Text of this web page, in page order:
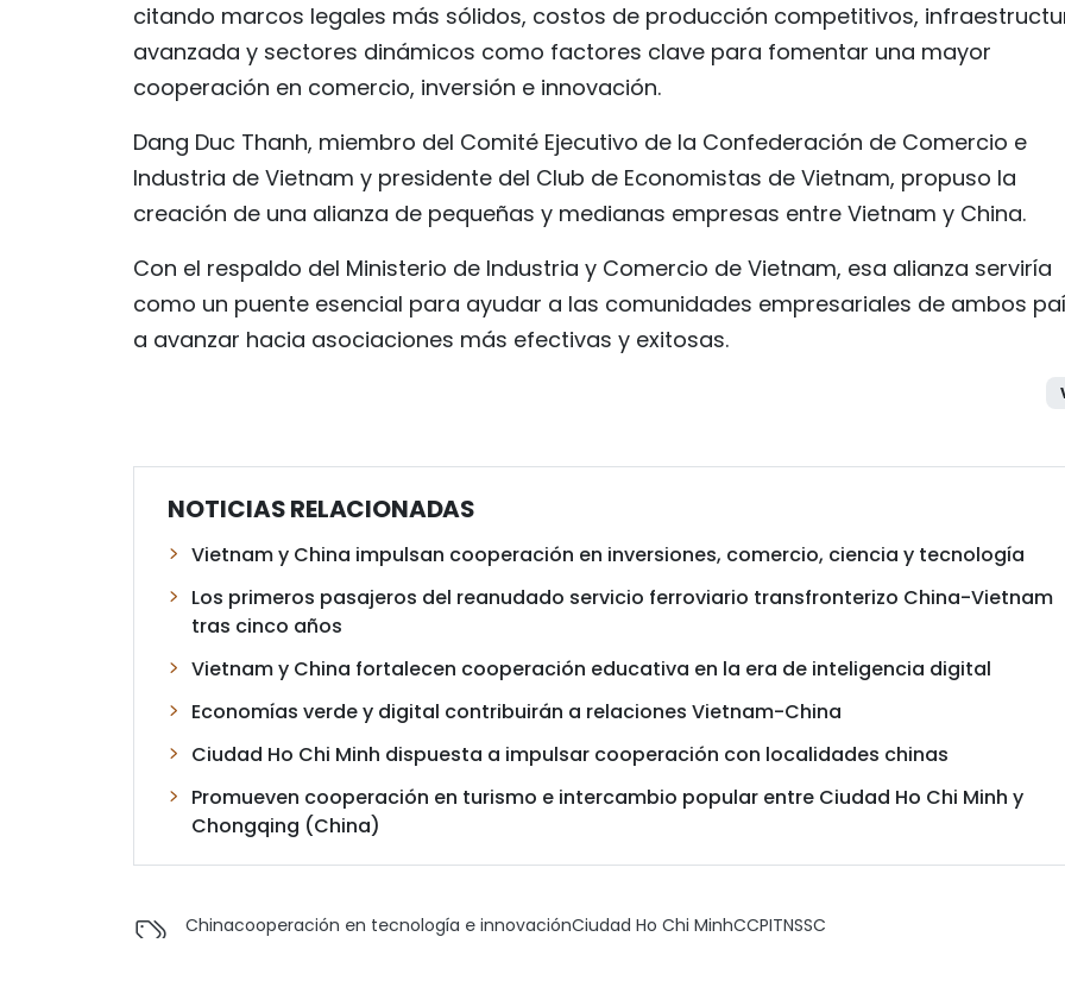
citando marcos legales más sólidos, costos de producción competitivos,
avanzada y sectores dinámicos como factores clave para fomentar una mayor
cooperación en comercio, inversión e innovación.
Dang Duc Thanh, miembro del Comité Ejecutivo de la Confederación de Comercio e
Industria de Vietnam y presidente del Club de Economistas de Vietnam, propuso la
creación de una alianza de pequeñas y medianas empresas entre Vietnam y China.
Con el respaldo del Ministerio de Industria y Comercio de Vietnam, esa alianza serviría
como un puente esencial para ayudar a las comunidades empresariales de ambos
a avanzar hacia asociaciones más efectivas y exitosas.
NOTICIAS RELACIONADAS
Vietnam y China impulsan cooperación en inversiones, comercio, ciencia y tecnología
Los primeros pasajeros del reanudado servicio ferroviario transfronterizo China-Vietnam
tras cinco años
Vietnam y China fortalecen cooperación educativa en la era de inteligencia digital
Economías verde y digital contribuirán a relaciones Vietnam-China
Ciudad Ho Chi Minh dispuesta a impulsar cooperación con localidades chinas
Promueven cooperación en turismo e intercambio popular entre Ciudad Ho Chi Minh y
Chongqing (China)
Chinacooperación en tecnología e innovaciónCiudad Ho Chi MinhCCPITNSSC